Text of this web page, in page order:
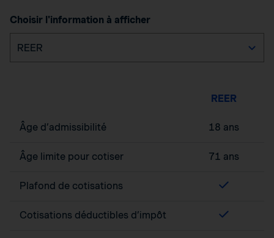
Choisir l'information à afficher
REER
Âge d’admissibilité 18 ans
Âge limite pour cotiser 71 ans
Plafond de cotisations
Cotisations déductibles d’impôt